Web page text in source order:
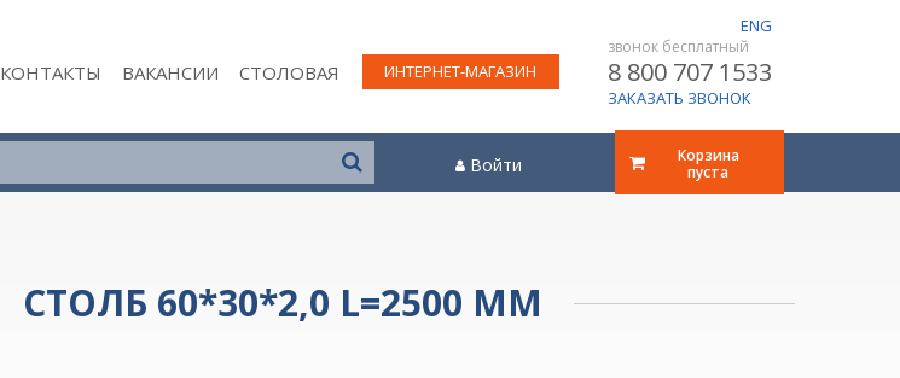
КОНТАКТЫ ВАКАНСИИ СТОЛОВАЯ
ENG
ИНТЕРНЕТ-МАГАЗИН
звонок бесплатный
8 800 707 1533
ЗАКАЗАТЬ ЗВОНОК
Корзина
пуста
Войти
СТОЛБ 60*30*2,0 L=2500 ММ